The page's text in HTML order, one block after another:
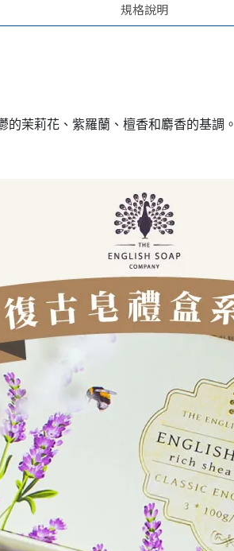
規格說明
茉莉花、紫羅蘭、檀香和麝香的基調。